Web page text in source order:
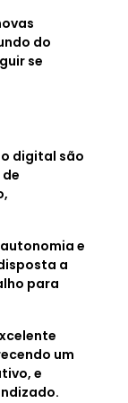
do
se
digital são
e
a
para
um
e